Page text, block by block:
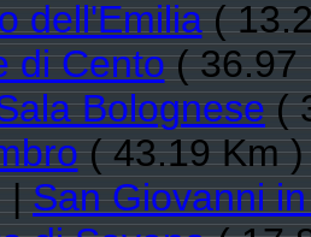
dell'Emilia(
di Cento( 36.97
Bolognese(
( 43.19 Km
|San Giovanni